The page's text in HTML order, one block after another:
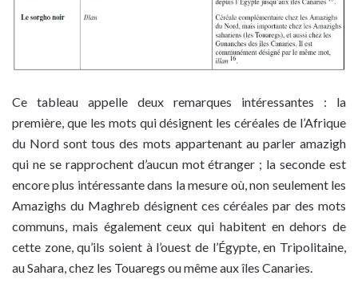
Ce tableau appelle deux remarques intéressantes : la
première, que les mots qui désignent les céréales de l’Afrique
du Nord sont tous des mots appartenant au parler amazigh
qui ne se rapprochent d’aucun mot étranger ; la seconde est
encore plus intéressante dans la mesure où, non seulement les
Amazighs du Maghreb désignent ces céréales par des mots
communs, mais également ceux qui habitent en dehors de
cette zone, qu’ils soient à l’ouest de l’Égypte, en Tripolitaine,
au Sahara, chez les Touaregs ou même aux îles Canaries.